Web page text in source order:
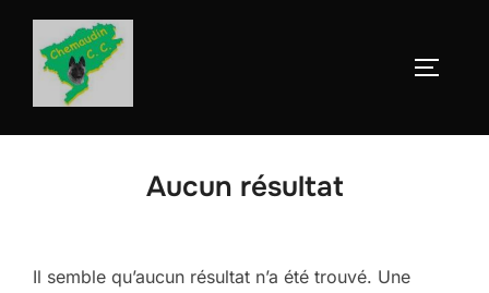
Aller
contenu
Aucun résultat
Il semble qu’aucun résultat n’a été trouvé. Une